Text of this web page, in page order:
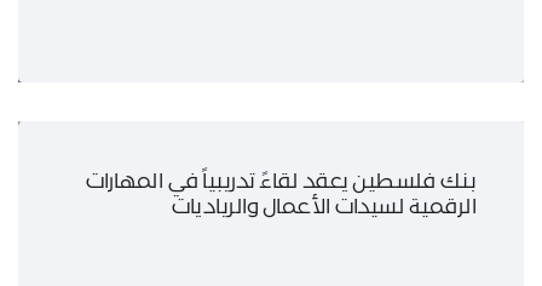
بنك فلسطين يعقد لقاءً تدريبياً في المهارات
الرقمية لسيدات الأعمال والرياديات